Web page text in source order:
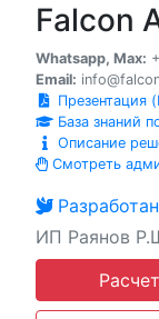
Falcon
Whatsapp, Max:
Email:
Презентация
База знаний
Описание
Смотреть
ИП Раянов